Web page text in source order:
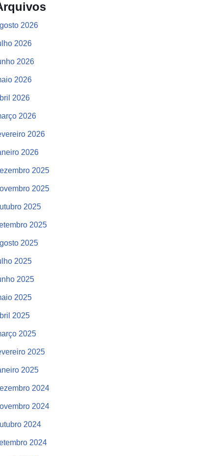
2026
2026
2026
2026
2026
2026
2026
2026
2025
2025
2025
2025
2025
2025
2025
2025
2025
2025
2025
2025
2024
2024
2024
2024